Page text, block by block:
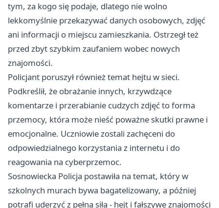
tym, za kogo się podaje, dlatego nie wolno
lekkomyślnie przekazywać danych osobowych, zdjęć
ani informacji o miejscu zamieszkania. Ostrzegł też
przed zbyt szybkim zaufaniem wobec nowych
znajomości.
Policjant poruszył również temat hejtu w sieci.
Podkreślił, że obrażanie innych, krzywdzące
komentarze i przerabianie cudzych zdjęć to forma
przemocy, która może nieść poważne skutki prawne i
emocjonalne. Uczniowie zostali zachęceni do
odpowiedzialnego korzystania z internetu i do
reagowania na cyberprzemoc.
Sosnowiecka Policja postawiła na temat, który w
szkolnych murach bywa bagatelizowany, a później
potrafi uderzyć z pełną siłą - hejt i fałszywe znajomości